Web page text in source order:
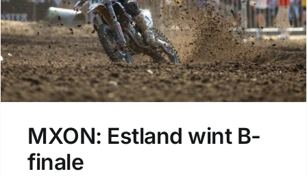
MXON: Estland wint B-
finale